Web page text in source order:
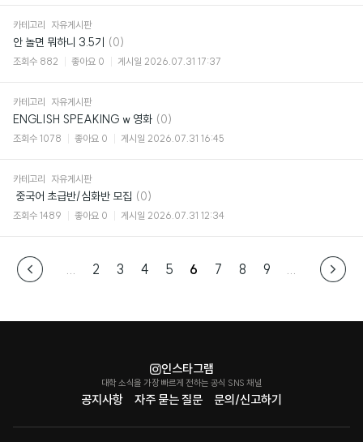
카테고리 자유게시판
안 놀면 뭐하니 3.5기
댓
(0)
조회수 882 좋아요 0 게시일 2026.07.31 17:37
카테고리 자유게시판
ENGLISH SPEAKING w 영화 댓
글
(0)
조회수 1078 좋아요 0 게시일 2026.07.31 16:45
카테고리 자유게시판
​ 중국어 초급반/심화반 모집 댓
글
(0)
조회수 1489 좋아요 0 게시일 2026.07.31 12:34
2 3 4 5 6 7 8 9
공지사항 자주 묻는 질문 문의/신고하기
인스타그램
대학 소식을 가장 빠르게 전하는 공식 SNS 채널